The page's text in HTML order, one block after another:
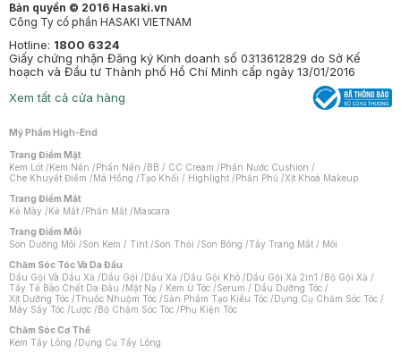
Bản quyền © 2016 Hasaki.vn
Công Ty cổ phần HASAKI VIETNAM
Hotline: 1800 6324
Giấy chứng nhận Đăng ký Kinh doanh số 0313612829 do Sở Kế
hoạch và Đầu tư Thành phố Hồ Chí Minh cấp ngày 13/01/2016
Xem tất cả cửa hàng
Mỹ Phẩm High-End
Trang Điểm Mặt
Kem Lót /Kem Nền /Phấn Nền /BB / CC Cream /Phấn Nước Cushion /
Che Khuyết Điểm /Má Hồng /Tạo Khối / Highlight /Phấn Phủ /Xịt Khoá Makeup
Trang Điểm Mắt
Kẻ Mày /Kẻ Mắt /Phấn Mắt /Mascara
Trang Điểm Môi
Son Dưỡng Môi /Son Kem / Tint /Son Thỏi /Son Bóng /Tẩy Trang Mắt / Môi
Chăm Sóc Tóc Và Da Đầu
Dầu Gội Và Dầu Xả /Dầu Gội /Dầu Xả /Dầu Gội Khô /Dầu Gội Xả 2in1 /Bộ Gội Xả /
Tẩy Tế Bào Chết Da Đầu /Mặt Nạ / Kem Ủ Tóc /Serum / Dầu Dưỡng Tóc /
Xịt Dưỡng Tóc /Thuốc Nhuộm Tóc /Sản Phẩm Tạo Kiểu Tóc /Dụng Cụ Chăm Sóc Tóc /
Máy Sấy Tóc /Lược /Bộ Chăm Sóc Tóc /Phụ Kiện Tóc
Chăm Sóc Cơ Thể
Kem Tẩy Lông /Dụng Cụ Tẩy Lông